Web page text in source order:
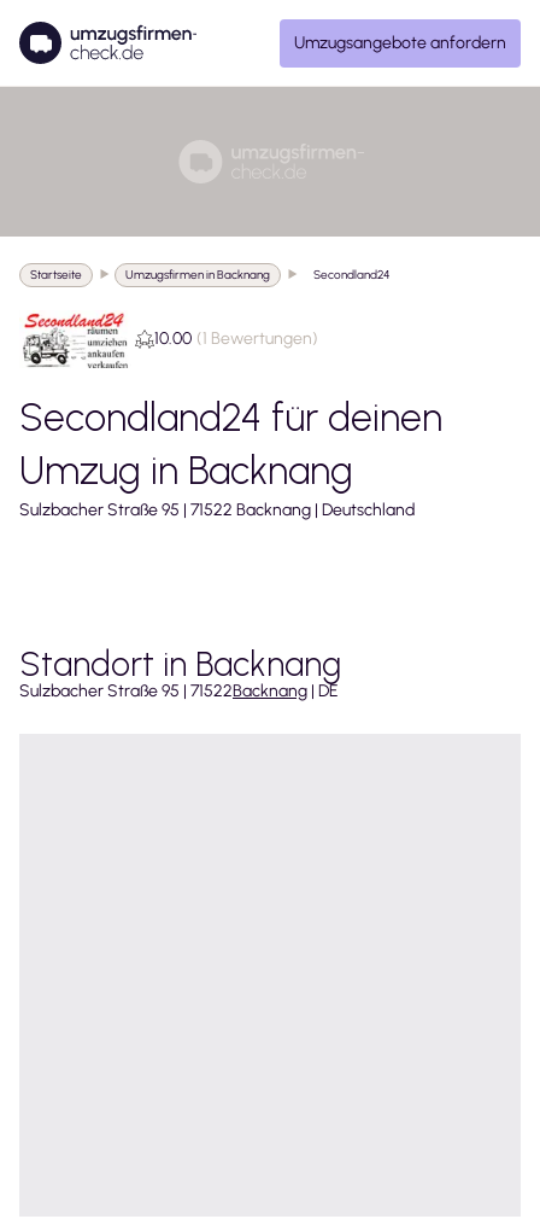
Umzugsangebote anfordern
Startseite Umzugsfirmen in Backnang Secondland24
10.00 (1 Bewertungen)
Secondland24 für deinen
Umzug in Backnang
Sulzbacher Straße95 | 71522 Backnang | Deutschland
Standort in Backnang
Sulzbacher Straße95 | 71522Backnang | DE